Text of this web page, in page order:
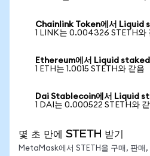
Chainlink Token에서 Liquid
1 LINK는 0.004326 STETH와
Ethereum에서 Liquid
1 ETH는 1.0015 STETH와 같음
Dai Stablecoin에서 Liquid
1 DAI는 0.000522 STETH와
몇 초 만에 STETH 받기
MetaMask에서 STETH을 구매, 판매,